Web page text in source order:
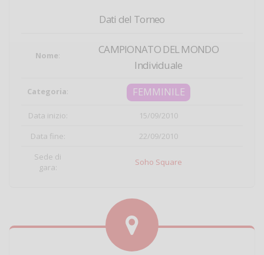
Dati del Torneo
Nome:
CAMPIONATO DEL MONDO
Individuale
Categoria: FEMMINILE
Data inizio:
15/09/2010
Data fine:
22/09/2010
Sede di
gara:
Soho Square